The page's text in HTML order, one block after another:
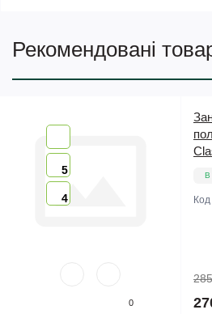
Рекомендовані
5
4
0
В